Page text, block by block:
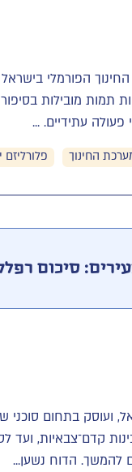
חי במערכת החינוך
תמות מובילות
פעולה עתידיים. ...
החינוך פלורליזם
סיכום
בתחום סוכני
קדם־צבאיות,
להמשך. הדוח נשען...